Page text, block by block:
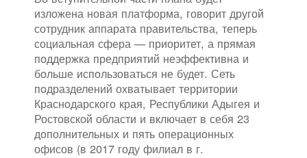
изложена новая платформа, говорит другой
сотрудник аппарата правительства, теперь
социальная сфера — приоритет, а прямая
поддержка предприятий неэффективна и
больше использоваться не будет. Сеть
подразделений охватывает территории
Краснодарского края, Республики Адыгея и
Ростовской области и включает в себя 23
дополнительных и пять операционных
офисов (в 2017 году филиал в г.